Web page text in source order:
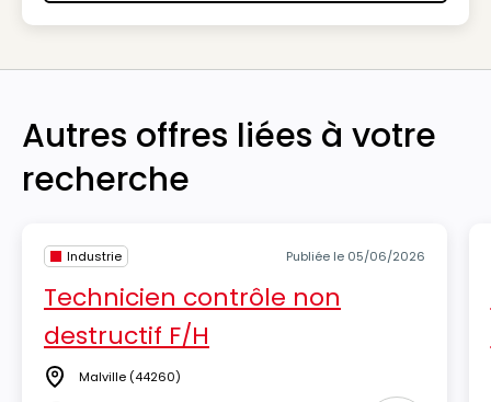
Autres offres liées à votre
recherche
Industrie Publiée le 05/06/2026
Technicien contrôle non
destructif F/H
Lieu Malville (44260)